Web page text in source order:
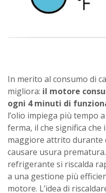
In merito al consumo di
migliora: il motore
ogni 4 minuti di
l’olio impiega più tempo
ferma, il che significa
maggiore attrito durante
causare usura
refrigerante si riscalda
a una gestione più
motore. L’idea di